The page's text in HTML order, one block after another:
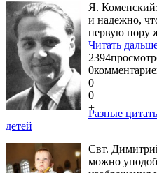
Я.
и надежно,
первую пору
Читать
2394
0
0
0
+
Разные
детей
Свт.
можно